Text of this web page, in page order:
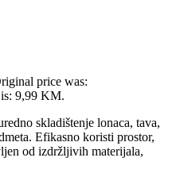
price was:
9,99 KM.
skladištenje lonaca, tava,
Efikasno koristi prostor,
od izdržljivih materijala,